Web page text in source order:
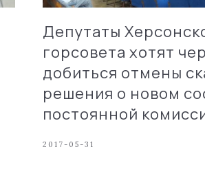
Депутаты
горсовета хотят
добиться отмены
решения о новом
постоянной
2017-05-31